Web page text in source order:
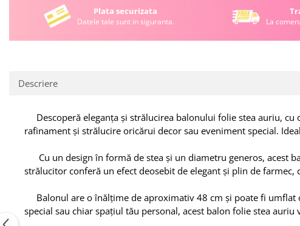
Plata securizata
Datele tale sunt in siguranta. La
Descriere
Descoperă eleganța și strălucirea balonului folie stea auriu,
rafinament și strălucire oricărui decor sau eveniment special.
Cu un design în formă de stea și un diametru generos, acest
strălucitor conferă un efect deosebit de elegant și plin de
Balonul are o înălțime de aproximativ 48 cm și poate fi umflat
special sau chiar spațiul tău personal, acest balon folie stea